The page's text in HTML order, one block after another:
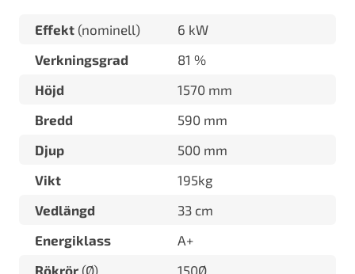
Effekt (nominell)
6 kW
Verkningsgrad
81 %
Höjd
1570 mm
Bredd
590 mm
Djup
500 mm
Vikt
195kg
Vedlängd
33 cm
Energiklass
A+
Rökrör (Ø) 150Ø